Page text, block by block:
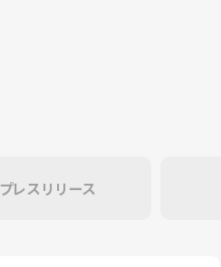
プレスリリース